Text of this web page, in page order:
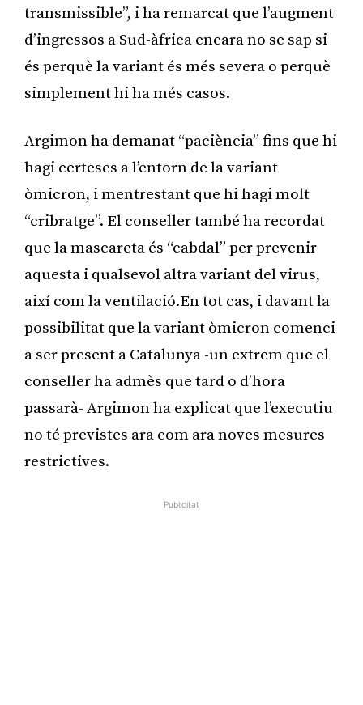
transmissible”, i ha remarcat que l’augment
d’ingressos a Sud-àfrica encara no se sap si
és perquè la variant és més severa o perquè
simplement hi ha més casos.
Argimon ha demanat “paciència” fins que hi
hagi certeses a l’entorn de la variant
òmicron, i mentrestant que hi hagi molt
“cribratge”. El conseller també ha recordat
que la mascareta és “cabdal” per prevenir
aquesta i qualsevol altra variant del virus,
així com la ventilació.En tot cas, i davant la
possibilitat que la variant òmicron comenci
a ser present a Catalunya -un extrem que el
conseller ha admès que tard o d’hora
passarà- Argimon ha explicat que l’executiu
no té previstes ara com ara noves mesures
restrictives.
Publicitat